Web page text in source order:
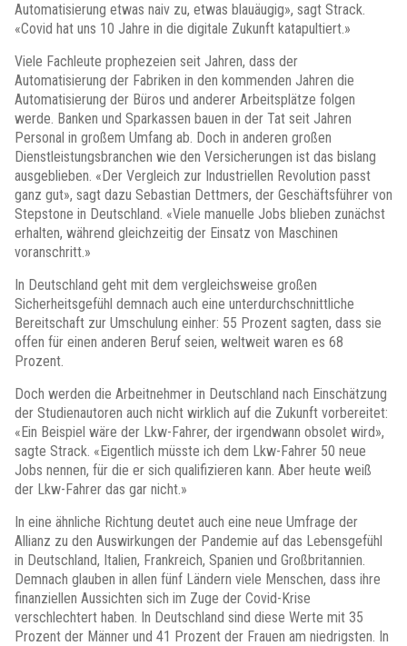
Automatisierung etwas naiv zu, etwas blauäugig», sagt Strack.
«Covid hat uns 10 Jahre in die digitale Zukunft katapultiert.»
Viele Fachleute prophezeien seit Jahren, dass der
Automatisierung der Fabriken in den kommenden Jahren die
Automatisierung der Büros und anderer Arbeitsplätze folgen
werde. Banken und Sparkassen bauen in der Tat seit Jahren
Personal in großem Umfang ab. Doch in anderen großen
Dienstleistungsbranchen wie den Versicherungen ist das bislang
ausgeblieben. «Der Vergleich zur Industriellen Revolution passt
ganz gut», sagt dazu Sebastian Dettmers, der Geschäftsführer von
Stepstone in Deutschland. «Viele manuelle Jobs blieben zunächst
erhalten, während gleichzeitig der Einsatz von Maschinen
voranschritt.»
In Deutschland geht mit dem vergleichsweise großen
Sicherheitsgefühl demnach auch eine unterdurchschnittliche
Bereitschaft zur Umschulung einher: 55 Prozent sagten, dass sie
offen für einen anderen Beruf seien, weltweit waren es 68
Prozent.
Doch werden die Arbeitnehmer in Deutschland nach Einschätzung
der Studienautoren auch nicht wirklich auf die Zukunft vorbereitet:
«Ein Beispiel wäre der Lkw-Fahrer, der irgendwann obsolet wird»,
sagte Strack. «Eigentlich müsste ich dem Lkw-Fahrer 50 neue
Jobs nennen, für die er sich qualifizieren kann. Aber heute weiß
der Lkw-Fahrer das gar nicht.»
In eine ähnliche Richtung deutet auch eine neue Umfrage der
Allianz zu den Auswirkungen der Pandemie auf das Lebensgefühl
in Deutschland, Italien, Frankreich, Spanien und Großbritannien.
Demnach glauben in allen fünf Ländern viele Menschen, dass ihre
finanziellen Aussichten sich im Zuge der Covid-Krise
verschlechtert haben. In Deutschland sind diese Werte mit 35
Prozent der Männer und 41 Prozent der Frauen am niedrigsten. In